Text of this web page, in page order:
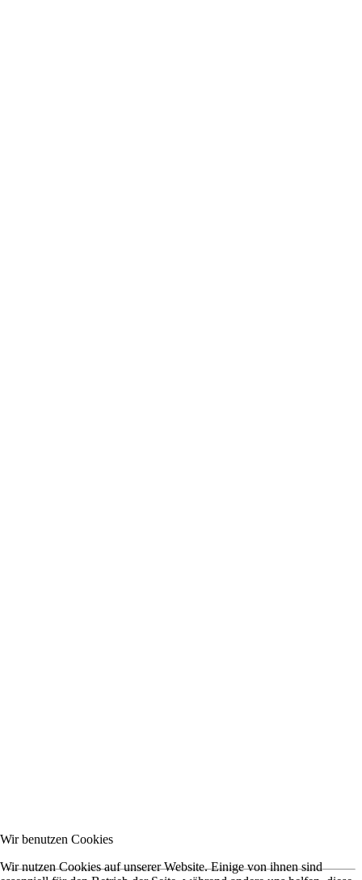
Wir benutzen Cookies
Wir nutzen Cookies auf unserer Website. Einige von ihnen sind